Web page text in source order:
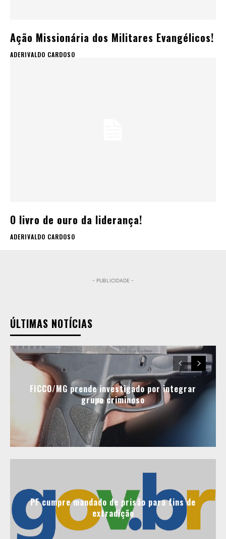
Ação Missionária dos Militares Evangélicos!
ADERIVALDO CARDOSO
O livro de ouro da liderança!
ADERIVALDO CARDOSO
- PUBLICIDADE -
ÚLTIMAS NOTÍCIAS
FICCO/MG prende investigado por integrar
grupo criminoso
PF cumpre mandado de prisão para fins de
extradição